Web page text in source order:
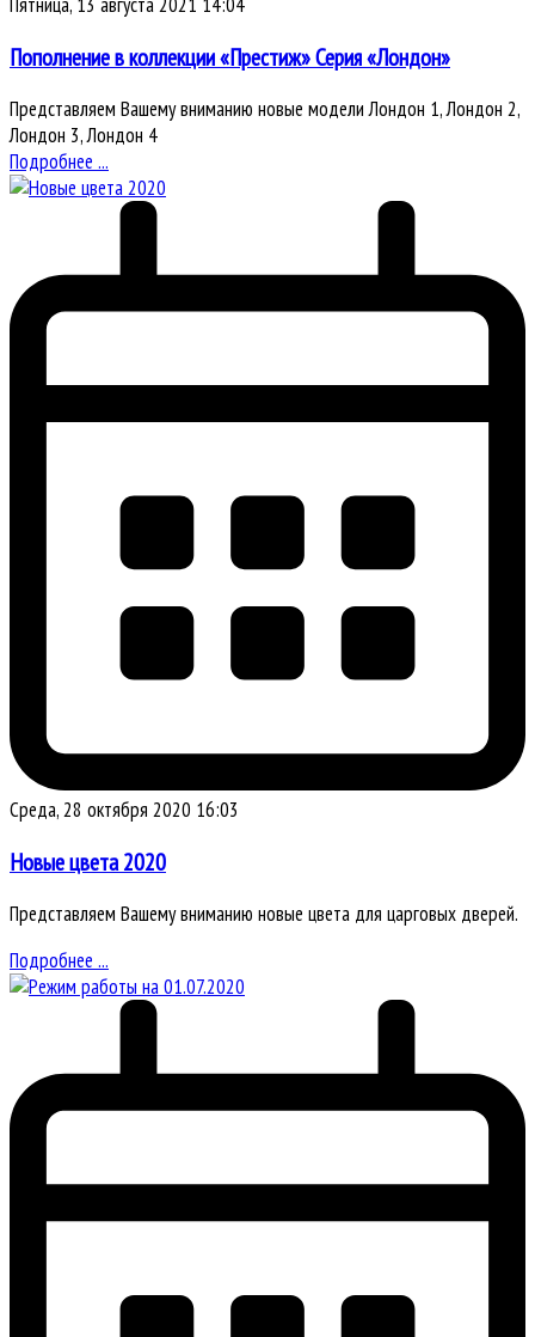
Пополнение в коллекции «Престиж» Серия «Лондон»
Представляем Вашему вниманию новые модели Лондон 1, Лондон 2,
Лондон 3, Лондон 4
Подробнее ...
Среда, 28 октября 2020 16:03
Новые цвета 2020
Представляем Вашему вниманию новые цвета для царговых дверей.
Подробнее ...